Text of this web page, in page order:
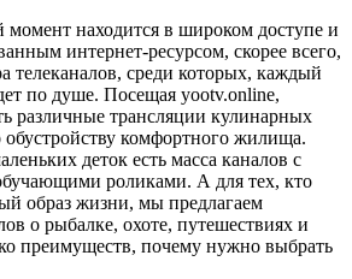
находится в широком доступе и
интернет-ресурсом, скорее всего,
телеканалов, среди которых, каждый
по душе. Посещая yootv.online,
различные трансляции кулинарных
комфортного жилища.
деток есть масса каналов с
роликами. А для тех, кто
образ жизни, мы предлагаем
о рыбалке, охоте, путешествиях и
преимуществ, почему нужно выбрать